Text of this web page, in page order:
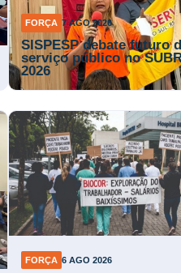
FORÇA 7 AGO 2026
SISPESP debate futuro
serviço público no
2026
FORÇA 6 AGO 2026